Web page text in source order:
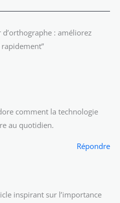
: améliorez
comment la technologie
au quotidien.
Répondre
inspirant sur l’importance